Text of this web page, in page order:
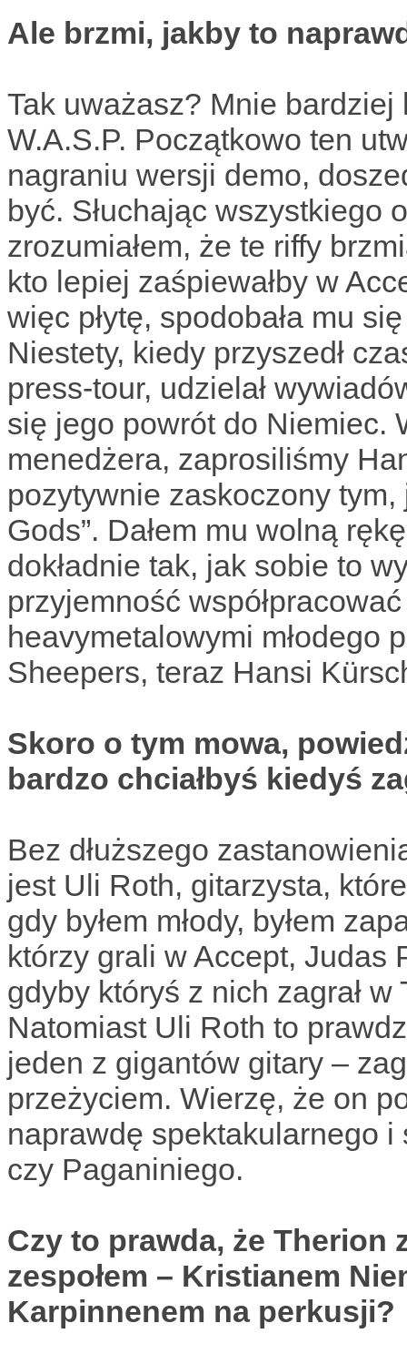
Ale brzmi, jakby to
Tak uważasz? Mnie
W.A.S.P. Początkowo ten
nagraniu wersji demo,
być. Słuchając wszystkiego
zrozumiałem, że te riffy
kto lepiej zaśpiewałby w
więc płytę, spodobała mu
Niestety, kiedy przyszedł
press-tour, udzielał
się jego powrót do Niemiec.
menedżera, zaprosiliśmy
pozytywnie zaskoczony tym,
Gods”. Dałem mu wolną
dokładnie tak, jak sobie to
przyjemność
heavymetalowymi młodego
Sheepers, teraz Hansi
Skoro o tym mowa,
bardzo chciałbyś kiedyś
Bez dłuższego
jest Uli Roth, gitarzysta,
gdy byłem młody, byłem
którzy grali w Accept, Judas
gdyby któryś z nich zagrał
Natomiast Uli Roth to
jeden z gigantów gitary –
przeżyciem. Wierzę, że on
naprawdę spektakularnego
czy Paganiniego.
Czy to prawda, że Therion
zespołem – Kristianem
Karpinnenem na perkusji?